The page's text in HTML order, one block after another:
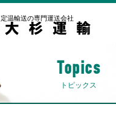
定温輸送の専門運送会社
Topics
トピックス